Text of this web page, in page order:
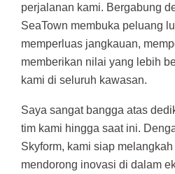
perjalanan kami. Bergabung
SeaTown membuka peluang
memperluas jangkauan,
memberikan nilai yang lebih
kami di seluruh kawasan.
Saya sangat bangga atas
tim kami hingga saat ini.
Skyform, kami siap
mendorong inovasi di dalam